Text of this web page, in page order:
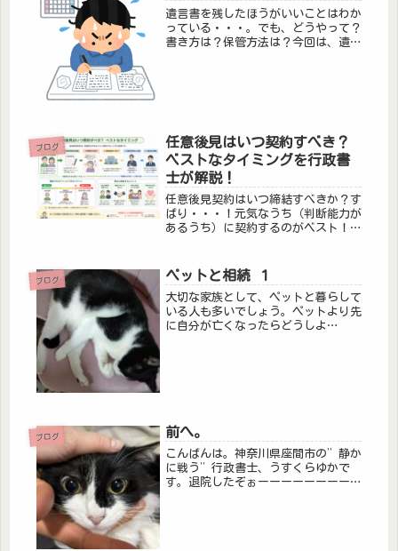
遺言書を残したほうがいいことはわか
っている・・・。でも、どうやって？
書き方は？保管方法は？今回は、遺言
ブログ
任意後見はいつ契約すべき？
ベストなタイミングを行政書
士が解説！
任意後見契約はいつ締結すべきか？す
ばり・・・！元気なうち（判断能力が
あるうち）に契約するのがベスト！任
に効果を発揮する任意後見ですが、契
約は認知症が進んでからではできない
の...
ブログ ペットと相続 １
大切な家族として、ペットと暮らして
いる人も多いでしょう。ペットより先
に自分が亡くなったらどうしよ
ブログ 前へ。
こんばんは。神奈川県座間市の”静か
に戦う”行政書士、うすくらゆかで
す。退院したぞぉーーーーーーーー